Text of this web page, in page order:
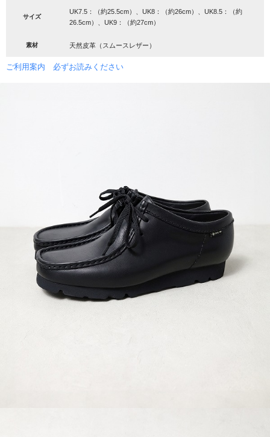
サイズ
UK7.5：（約25.5cm）、UK8：（約26cm）、UK8.5：（約
26.5cm）、UK9：（約27cm）
素材 天然皮革（スムースレザー）
ご利用案内 必ずお読みください